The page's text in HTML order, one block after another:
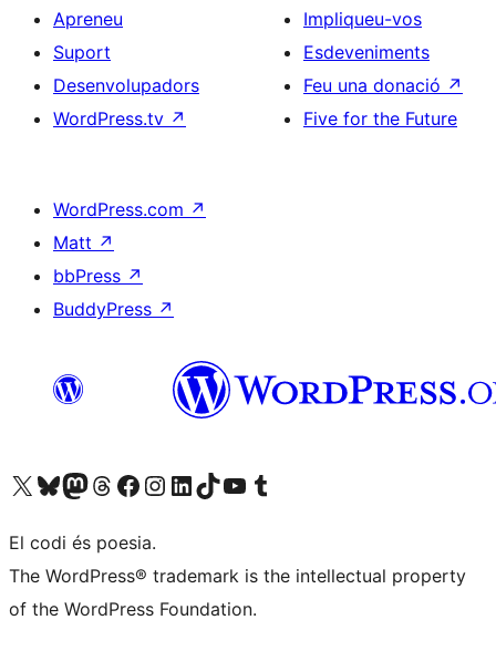
Apreneu
Suport
Desenvolupadors
WordPress.tv ↗
Impliqueu-vos
Esdeveniments
Feu una donació ↗
Five for the Future
WordPress.com ↗
Matt ↗
bbPress ↗
BuddyPress ↗
Visiteu el nostre compte X (abans Twitter)
Visiteu el nostre compte de Bluesky
Visiteu el nostre compte al Mastodon
Visiteu el nostre compte de Threads
Visiteu la nostra pàgina al Facebook
Visiteu el nostre compte d'Instagram
Visiteu el nostre compte de LinkedIn
Visiteu el nostre compte de TikTok
Visiteu el nostre canal al YouTube
Visiteu el nostre compte de Tumblr
El codi és poesia.
The WordPress® trademark is the intellectual property
of the WordPress Foundation.